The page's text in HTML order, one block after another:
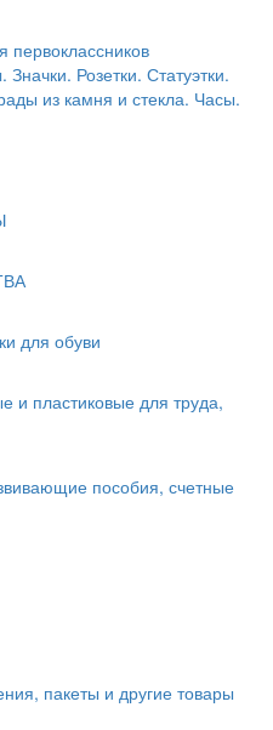
первоклассников
Розетки. Статуэтки.
из камня и стекла. Часы.
для обуви
и пластиковые для труда,
пособия, счетные
пакеты и другие товары